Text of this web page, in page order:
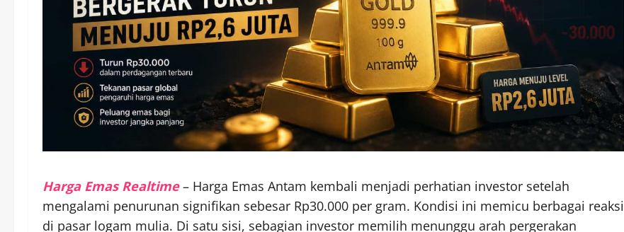
Harga Emas Realtime– Harga Emas Antam kembali menjadi perhatian investor setelah
mengalami penurunan signifikan sebesar Rp30.000 per gram. Kondisi ini memicu berbagai reaksi
di pasar logam mulia. Di satu sisi, sebagian investor memilih menunggu arah pergerakan